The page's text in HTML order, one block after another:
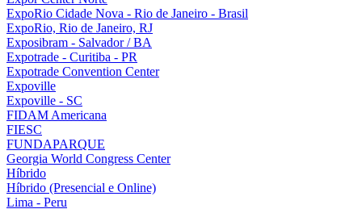
ExpoRio Cidade Nova - Rio de Janeiro - Brasil
ExpoRio, Rio de Janeiro, RJ
Exposibram - Salvador / BA
Expotrade - Curitiba - PR
Expotrade Convention Center
Expoville
Expoville - SC
FIDAM Americana
FIESC
FUNDAPARQUE
Georgia World Congress Center
Híbrido
Híbrido (Presencial e Online)
Lima - Peru